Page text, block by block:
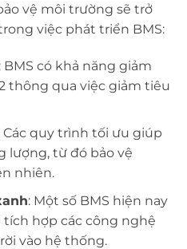
vệ môi trường sẽ trở
việc phát triển BMS:
: BMS có khả năng giảm
thông qua việc giảm tiêu
Các quy trình tối ưu giúp
lượng, từ đó bảo vệ
nhiên.
: Một số BMS hiện nay
hợp các công nghệ
vào hệ thống.